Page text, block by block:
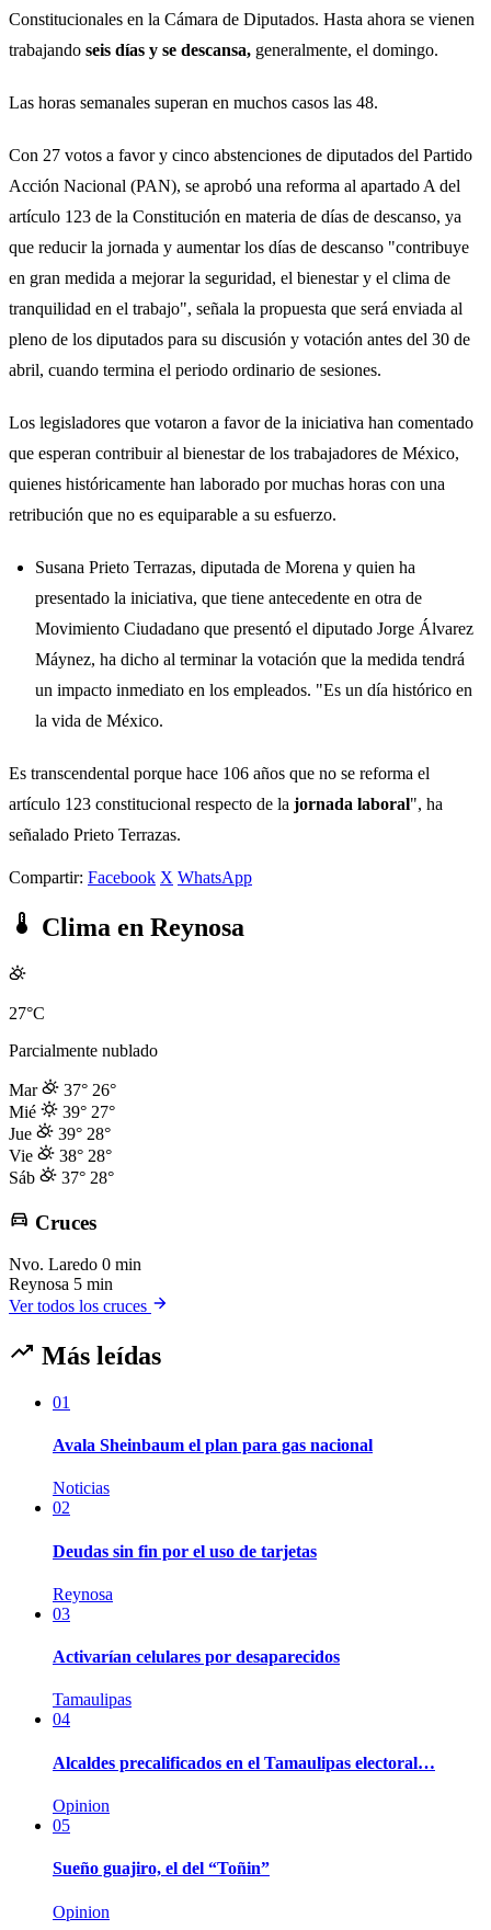
Constitucionales en la Cámara de Diputados. Hasta ahora se vienen
trabajando seis días y se descansa, generalmente, el domingo.
Las horas semanales superan en muchos casos las 48.
Con 27 votos a favor y cinco abstenciones de diputados del Partido
Acción Nacional (PAN), se aprobó una reforma al apartado A del
artículo 123 de la Constitución en materia de días de descanso, ya
que reducir la jornada y aumentar los días de descanso "contribuye
en gran medida a mejorar la seguridad, el bienestar y el clima de
tranquilidad en el trabajo", señala la propuesta que será enviada al
pleno de los diputados para su discusión y votación antes del 30 de
abril, cuando termina el periodo ordinario de sesiones.
Los legisladores que votaron a favor de la iniciativa han comentado
que esperan contribuir al bienestar de los trabajadores de México,
quienes históricamente han laborado por muchas horas con una
retribución que no es equiparable a su esfuerzo.
Susana Prieto Terrazas, diputada de Morena y quien ha
presentado la iniciativa, que tiene antecedente en otra de
Movimiento Ciudadano que presentó el diputado Jorge Álvarez
Máynez, ha dicho al terminar la votación que la medida tendrá
un impacto inmediato en los empleados. "Es un día histórico en
la vida de México.
Es transcendental porque hace 106 años que no se reforma el
artículo 123 constitucional respecto de la jornada laboral", ha
señalado Prieto Terrazas.
Compartir: Facebook X WhatsApp
Clima en Reynosa
27°C
Parcialmente nublado
Mar 37° 26°
Mié
39° 27°
Jue
39° 28°
Vie
38° 28°
Sáb
37° 28°
Cruces
Nvo. Laredo 0 min
Reynosa 5 min
Ver todos los cruces
Más leídas
01
Avala Sheinbaum el plan para gas nacional
Noticias
02
Deudas sin fin por el uso de tarjetas
Reynosa
03
Activarían celulares por desaparecidos
Tamaulipas
04
Alcaldes precalificados en el Tamaulipas electoral…
Opinion
05
Sueño guajiro, el del “Toñin”
Opinion